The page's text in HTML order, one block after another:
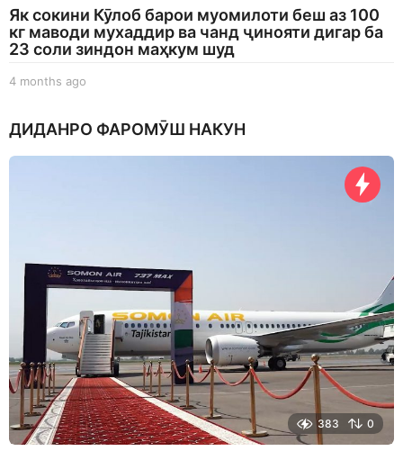
Як сокини Кӯлоб барои муомилоти беш аз 100
кг маводи мухаддир ва чанд ҷинояти дигар ба
23 соли зиндон маҳкум шуд
4 months ago
n
ДИДАНРО ФАРОМӮШ НАКУН
383 0